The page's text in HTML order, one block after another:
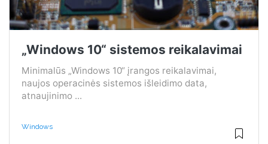
„Windows 10“ sistemos reikalavimai
Minimalūs „Windows 10“ įrangos reikalavimai,
naujos operacinės sistemos išleidimo data,
atnaujinimo ...
Windows